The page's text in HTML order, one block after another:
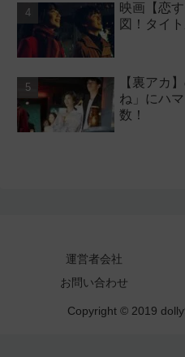
映画【恋
図！タイ
【裏アカ
ね」にハ
数！
運営者会社
お問い合わせ
Copyright © 2019